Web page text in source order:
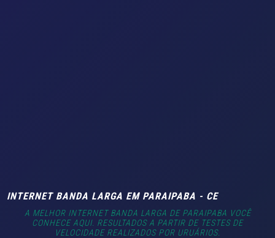
INTERNET BANDA LARGA EM PARAIPABA - CE
A MELHOR INTERNET BANDA LARGA DE PARAIPABA VOCÊ
CONHECE AQUI. RESULTADOS A PARTIR DE TESTES DE
VELOCIDADE REALIZADOS POR URUÁRIOS.